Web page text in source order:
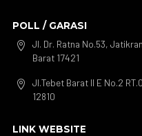
POLL / GARASI

Jl. Dr. Ratna No.53,
Barat 17421

Jl.Tebet Barat II E No.2
12810
LINK WEBSITE